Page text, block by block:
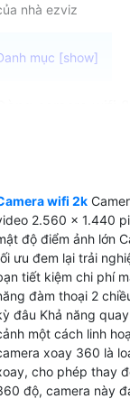
nhà ezviz
là sự lựa chọn
pháp an ninh
lượng ngay cả
thoại 2 chiều
với người ở
camera wifi
giúp bảo vệ
thực sự là
lỡ.
wifi 2k
2.560 x 1.440
độ điểm ảnh lớn
ưu đem lại trải
tiết kiệm chi phí
đàm thoại 2
đâu Khả năng
một cách linh
xoay 360 là
cho phép thay
độ, camera này